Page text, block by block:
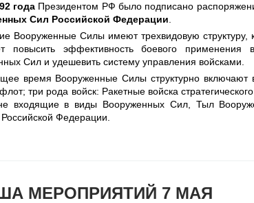
годаПрезидентом РФ было подписано
Сил Российской Федерации
Вооруженные Силы имеют трехвидовую
повысить эффективность боевого применения
Сил и удешевить систему управления войсками.
время Вооруженные Силы структурно включают
три рода войск: Ракетные войска
входящие в виды Вооруженных Сил, Тыл
Федерации.
МЕРОПРИЯТИЙ 7 МАЯ